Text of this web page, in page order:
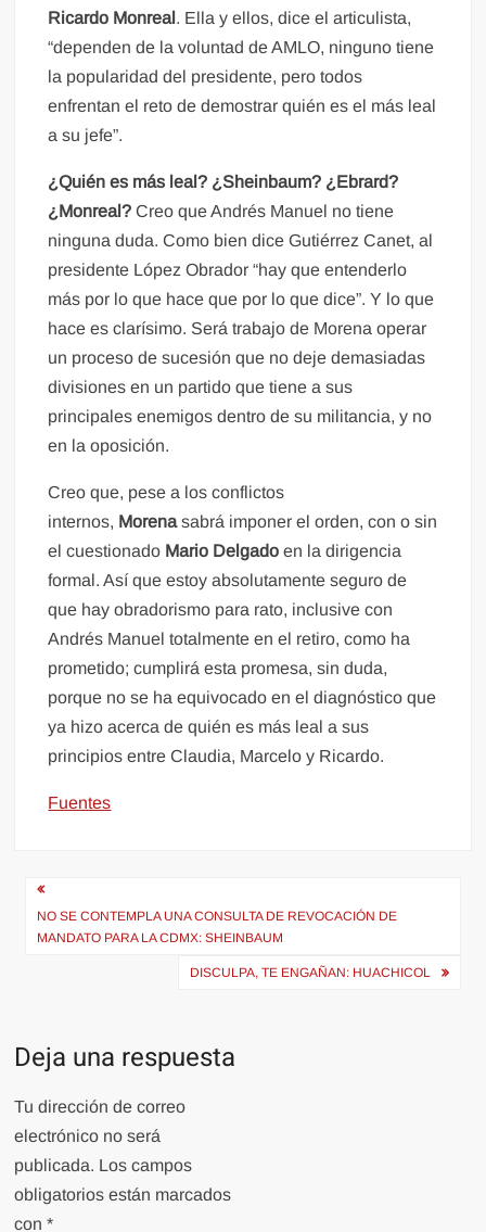
Ricardo Monreal . Ella y ellos, dice el articulista,
“dependen de la voluntad de AMLO, ninguno tiene
la popularidad del presidente, pero todos
enfrentan el reto de demostrar quién es el más leal
a su jefe”.
¿Quién es más leal? ¿Sheinbaum? ¿Ebrard?
¿Monreal?Creo que Andrés Manuel no tiene
ninguna duda. Como bien dice Gutiérrez Canet, al
presidente López Obrador “hay que entenderlo
más por lo que hace que por lo que dice”. Y lo que
hace es clarísimo. Será trabajo de Morena operar
un proceso de sucesión que no deje demasiadas
divisiones en un partido que tiene a sus
principales enemigos dentro de su militancia, y no
en la oposición.
Creo que, pese a los conflictos
internos, Morenasabrá imponer el orden, con o sin
el cuestionado Mario Delgado en la dirigencia
formal. Así que estoy absolutamente seguro de
que hay obradorismo para rato, inclusive con
Andrés Manuel totalmente en el retiro, como ha
prometido; cumplirá esta promesa, sin duda,
porque no se ha equivocado en el diagnóstico que
ya hizo acerca de quién es más leal a sus
principios entre Claudia, Marcelo y Ricardo.
Fuentes
Navegación
de
NO SE CONTEMPLA UNA CONSULTA DE REVOCACIÓN DE
MANDATO PARA LA CDMX: SHEINBAUM
DISCULPA, TE ENGAÑAN: HUACHICOL
Deja una respuesta
Tu dirección de correo
electrónico no será
publicada. Los campos
obligatorios están marcados
con*